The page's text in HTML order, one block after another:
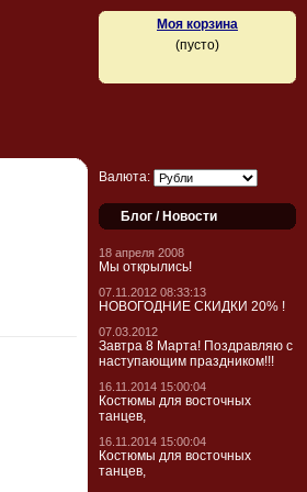
Моя корзина
(пусто)
Валюта:
Блог / Новости
18 апреля 2008
Мы открылись!
07.11.2012 08:33:13
НОВОГОДНИЕ СКИДКИ 20% !
07.03.2012
Завтра 8 Марта! Поздравляю с
наступающим праздником!!!
16.11.2014 15:00:04
Костюмы для восточных
танцев,
16.11.2014 15:00:04
Костюмы для восточных
танцев,